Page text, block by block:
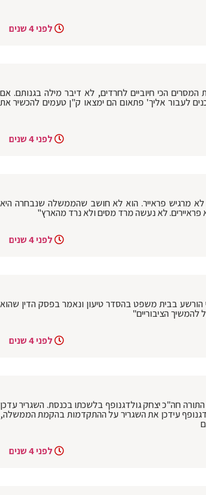
לפני 4 שנים
הכי חיוביים לחרדים, לא דיבר מילה בגנותם. אם
לעבור אליך' פתאום הם ימצאו ק"ן טעמים להכשיר את
לפני 4 שנים
מרגיש פראייר. הוא לא חושב שהממשלה שנבחרה היא
פראיירים. לא נעשה מרד מסים ולא נרד מהארץ"
לפני 4 שנים
הורשע בבית משפט בהסדר טיעון ונאמר בפסק הדין שהוא
להמשיך הציבוריים"
לפני 4 שנים
חה"כ יצחק גולדגנופף בלשכתו בכנסת. השגריר עדכן
עידכן את השגריר על ההתקדמות בהקמת הממשלה,
לפני 4 שנים